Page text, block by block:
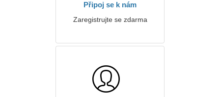
Připoj se k nám
Zaregistrujte se zdarma